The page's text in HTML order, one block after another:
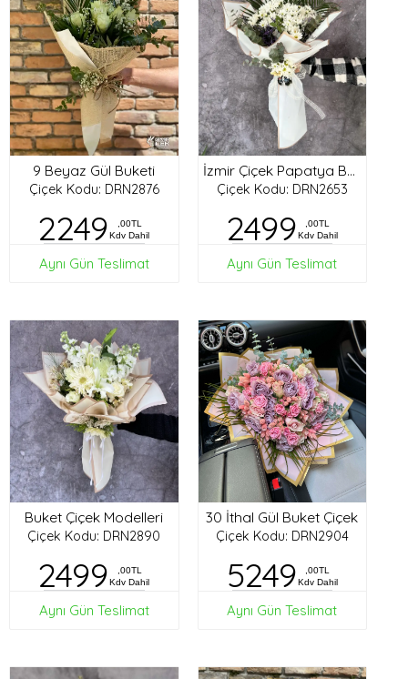
9 Beyaz Gül Buketi
Çiçek Kodu: DRN2876
2249
,00TL
Kdv Dahil
Aynı Gün Teslimat
İzmir Çiçek Papatya Buketi
Çiçek Kodu: DRN2653
2499
,00TL
Kdv Dahil
Aynı Gün Teslimat
Buket Çiçek Modelleri
Çiçek Kodu: DRN2890
2499
,00TL
Kdv Dahil
Aynı Gün Teslimat
30 İthal Gül Buket Çiçek
Çiçek Kodu: DRN2904
5249
,00TL
Kdv Dahil
Aynı Gün Teslimat